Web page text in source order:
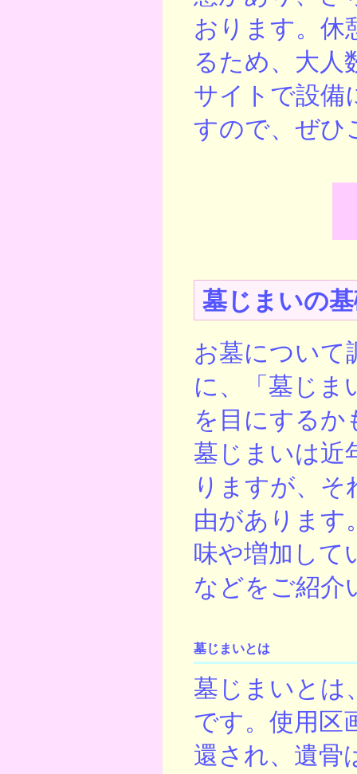
おります。休
るため、大人
サイトで設備
すので、ぜひ
墓じまいの
お墓について
に、「墓じま
を目にするか
墓じまいは近
りますが、そ
由があります
味や増加して
などをご紹介
墓じまいとは
墓じまいとは
です。使用区
還され、遺骨